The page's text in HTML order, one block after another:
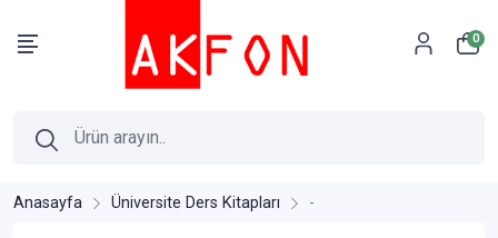
0
Anasayfa Üniversite Ders Kitapları -